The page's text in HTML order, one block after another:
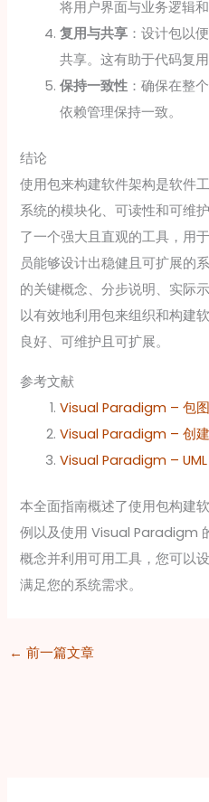
将用户界面与业务逻辑和
复用与共享 ：设计包以
共享。这有助于代码复用
保持一致性 ：确保在整
依赖管理保持一致。
结论
使用包来构建软件架构是软件
系统的模块化、可读性和可维
了一个强大且直观的工具，用
员能够设计出稳健且可扩展的
的关键概念、分步说明、实际
以有效地利用包来组织和构建
良好、可维护且可扩展。
参考文献
Visual Paradigm – 包
Visual Paradigm – 创
Visual Paradigm – UML
本全面指南概述了使用包构建
例以及使用 Visual Paradigm
概念并利用可用工具，您可以
满足您的系统需求。
← 前一篇文章